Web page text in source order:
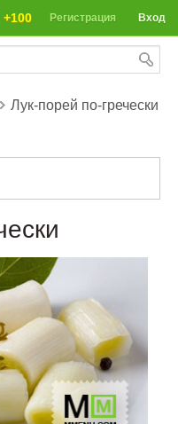
Вход
Регистрация
+100
Лук-порей по-гречески